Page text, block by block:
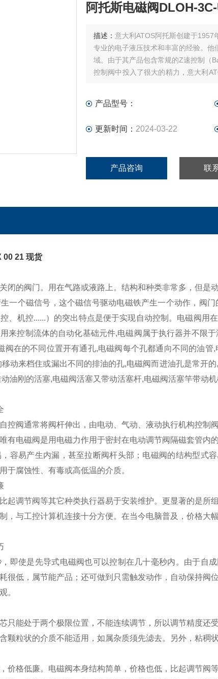
阿托斯电磁阀DLOH-
描述： 意大利ATOS阿托斯创建于1957
专业的电子液压技术和丰富的经验。
域。由于其产品包含常规的Z速控制（
控制阀中投入了很大的精力，意大利
产品型号：
更新时间： 2024-03-22
产品咨询 联
00 21 现货
闭的阀门。用在气路或液路上。结构和种类非常多，但是
一个磁信号，这个磁信号驱动电磁铁产生一个动作，阀
、机控......）的突出特点是便于实现自动控制。电磁阀用
来控制流体的自动化基础元件,电磁阀属于执行器并不限
阀在的不同位置开有通孔,电磁阀每个孔都通向不同的油管
动来档住或漏出不同的排油的孔,电磁阀而进油孔是常开
油刚的活塞,电磁阀活塞又带动活塞杆,电磁阀活塞竿带动机
控阀通常将阀杆伸出，由电动、气动、液动执行机构控制
有电磁阀是用电磁力作用于密封在电动调节阀隔磁套管内
容易产生内漏，甚至拉断阀杆头部；电磁阀的结构型式
于腐蚀性、有毒或高低温的介质。
起调节阀等其它种类执行器易于安装维护。更显著的是所
，与工控计算机连接十分方便。在当今电脑普及，价格大
即使是先导式电磁阀也可以控制在几十毫秒内。由于自
很低，属节能产品；还可做到只需触发动作，自动保持阀
。
只能处于两个极限位置，不能连续调节，所以调节精度还受
颗粒状的介质不能适用，如属杂质须先滤去。另外，粘稠
价格低廉。电磁阀本身结构简单，价格也低，比起调节阀